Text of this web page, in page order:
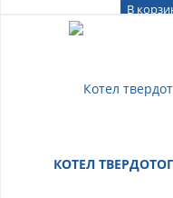
В
КОТЕЛ